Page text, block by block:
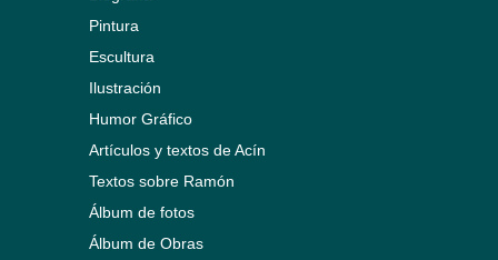
Pintura
Escultura
Ilustración
Humor Gráfico
Artículos y textos de Acín
Textos sobre Ramón
Álbum de fotos
Álbum de Obras